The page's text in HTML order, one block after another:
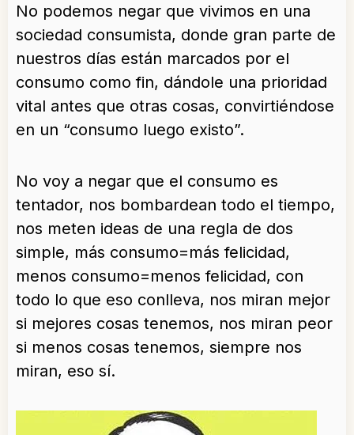
No podemos negar que vivimos en una
sociedad consumista, donde gran parte de
nuestros días están marcados por el
consumo como fin, dándole una prioridad
vital antes que otras cosas, convirtiéndose
en un “consumo luego existo”.
No voy a negar que el consumo es
tentador, nos bombardean todo el tiempo,
nos meten ideas de una regla de dos
simple, más consumo=más felicidad,
menos consumo=menos felicidad, con
todo lo que eso conlleva, nos miran mejor
si mejores cosas tenemos, nos miran peor
si menos cosas tenemos, siempre nos
miran, eso sí.